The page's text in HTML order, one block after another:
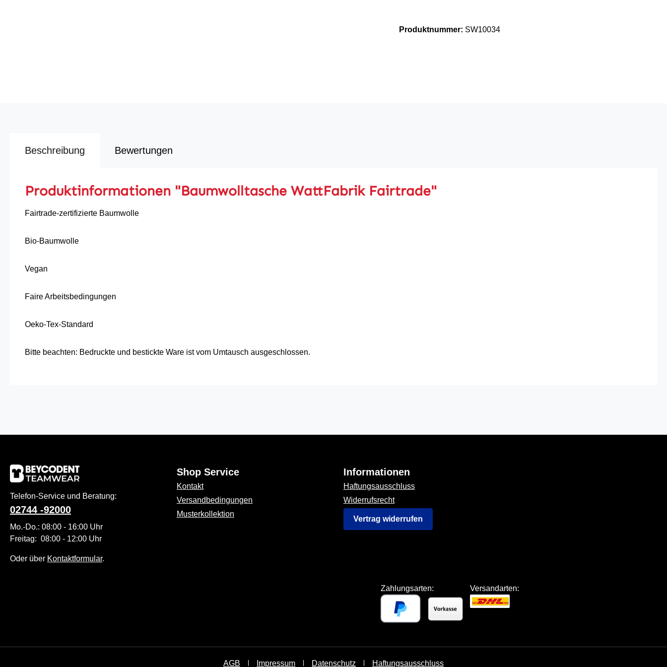
Produktnummer: SW10034
Beschreibung Bewertungen
Produktinformationen "Baumwolltasche WattFabrik Fairtrade"
Fairtrade-zertifizierte Baumwolle
Bio-Baumwolle
Vegan
Faire Arbeitsbedingungen
Oeko-Tex-Standard
Bitte beachten: Bedruckte und bestickte Ware ist vom Umtausch ausgeschlossen.
Telefon-Service und Beratung:
02744 -92000
Mo.-Do.: 08:00 - 16:00 Uhr
Freitag: 08:00 - 12:00 Uhr
Oder über Kontaktformular.
Shop Service
Kontakt
Versandbedingungen
Musterkollektion
Informationen
Haftungsausschluss
Widerrufsrecht
Vertrag widerrufen
Zahlungsarten: Versandarten:
AGB Impressum Datenschutz Haftungsausschluss